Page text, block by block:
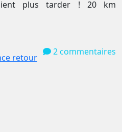
plus tarder ! 20 km
retour
2 commentaires